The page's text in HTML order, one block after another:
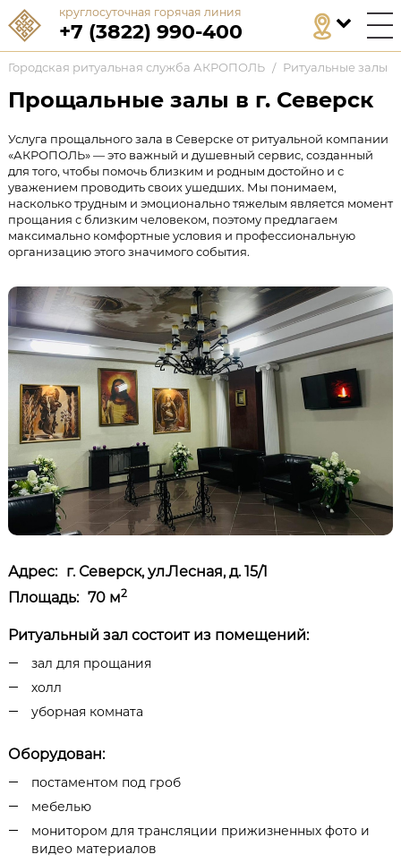
круглосуточная горячая линия
+7 (3822) 990-400
Городская ритуальная служба АКРОПОЛЬ / Ритуальные залы
Прощальные залы в г. Северск
Услуга прощального зала в Северске от ритуальной компании
«АКРОПОЛЬ» — это важный и душевный сервис, созданный
для того, чтобы помочь близким и родным достойно и с
уважением проводить своих ушедших. Мы понимаем,
насколько трудным и эмоционально тяжелым является момент
прощания с близким человеком, поэтому предлагаем
максимально комфортные условия и профессиональную
организацию этого значимого события.
Адрес: г. Северск, ул.Лесная, д. 15/1
Площадь: 70 м2
Ритуальный зал состоит из помещений:
зал для прощания
холл
уборная комната
Оборудован:
постаментом под гроб
мебелью
монитором для трансляции прижизненных фото и
видео материалов